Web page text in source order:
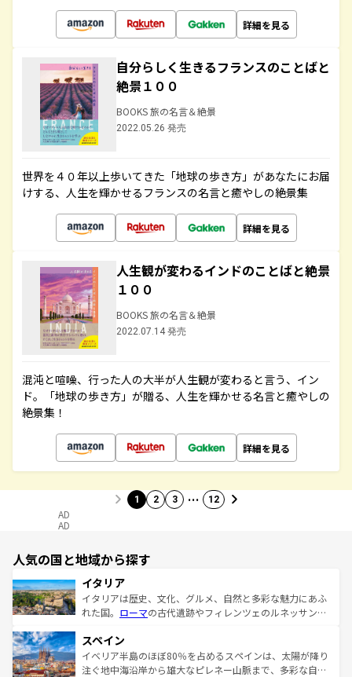
詳細を見る
自分らしく生きるフランスのことばと
絶景１００
BOOKS 旅の名言＆絶景
2022.05.26 発売
世界を４０年以上歩いてきた「地球の歩き方」があなたにお届
けする、人生を輝かせるフランスの名言と癒やしの絶景集
詳細を見る
人生観が変わるインドのことばと絶景
１００
BOOKS 旅の名言＆絶景
2022.07.14 発売
混沌と喧噪、行った人の大半が人生観が変わると言う、イン
ド。「地球の歩き方」が贈る、人生を輝かせる名言と癒やしの
絶景集！
詳細を見る
1 2 3 … 12
AD
AD
人気の国と地域から探す
イタリア
イタリアは歴史、文化、グルメ、自然と多彩な魅力にあふ
れた国。 ローマの古代遺跡やフィレンツェのルネッサンス
ろん、トスカーナの美しい田園風景やアマルフィ海岸の絶
景など、自然景観も見逃せない。観光の合間には、本場の
ピザやパスタなど、絶品のイタリア料理を堪能することも
スペイン
イベリア半島のほぼ80％を占めるスペインは、太陽が降り
注ぐ地中海沿岸から雄大なピレネー山脈まで、多彩な自然